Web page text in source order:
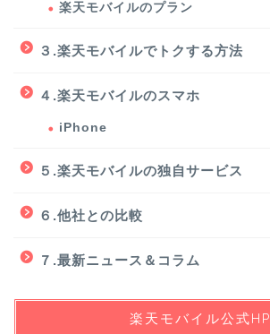
楽天モバイルのプラン
３.楽天モバイルでトクする方法
４.楽天モバイルのスマホ
iPhone
５.楽天モバイルの独自サービス
６.他社との比較
７.最新ニュース＆コラム
楽天モバイル公式HP